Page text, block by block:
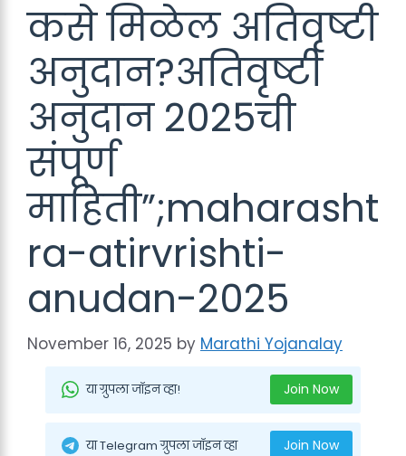
कसे मिळेल अतिवृष्टी
अनुदान?अतिवृष्टी
अनुदान 2025ची
संपूर्ण
माहिती”;maharasht
ra-atirvrishti-
anudan-2025
November 16, 2025 by Marathi Yojanalay
या ग्रुपला जॉइन व्हा! Join Now
या Telegram ग्रुपला जॉइन व्हा Join Now